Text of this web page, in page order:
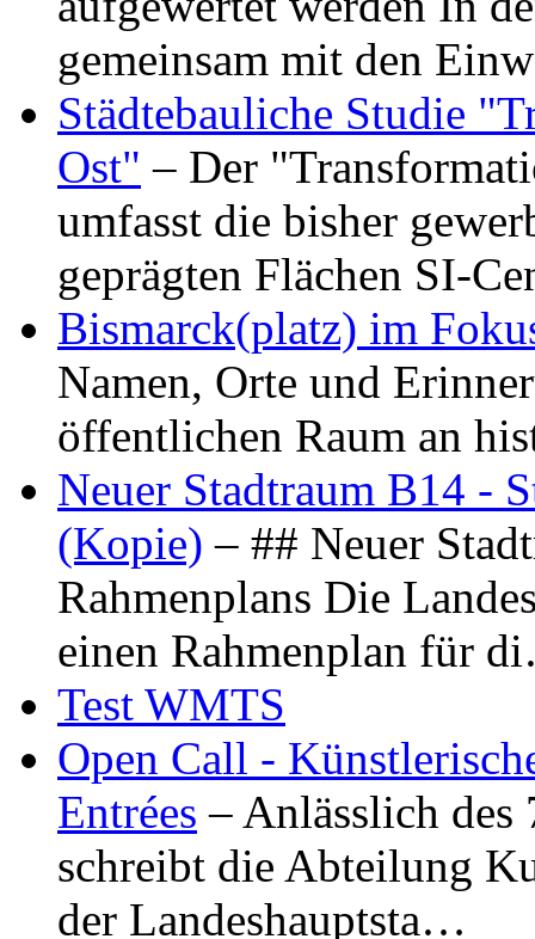
gemeinsam mit den
Städtebauliche Studie
Ost" – Der
umfasst die bisher
geprägten Flächen SI-
Bismarck(platz) im
Namen, Orte und
öffentlichen Raum an
Neuer Stadtraum B14 -
(Kopie) – ## Neuer
Rahmenplans Die
einen Rahmenplan für
Test WMTS
Open Call -
Entrées – Anlässlich
schreibt die Abteilung
der Landeshauptsta…